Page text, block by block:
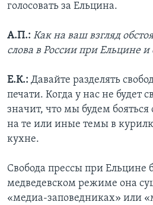
голосовать за Ельцина.
А.П.: Как на ваш взгляд
слова в России при Ельцине и
Е.К.: Давайте разделять
печати. Когда у нас не будет
значит, что мы будем бояться
на те или иные темы в
кухне.
Свобода прессы при Ельцине
медведевском режиме она
«медиа-заповедниках» или